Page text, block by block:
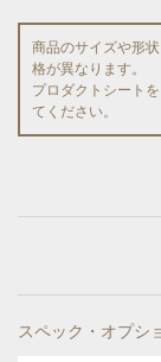
商品のサイズや形
格が異なります。
プロダクトシート
てください。
スペック・オプシ